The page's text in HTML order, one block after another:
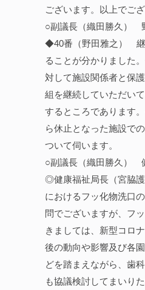
ございます。以上でござ
○副議長（織田勝久）
◆40番（野田雅之） 継
ることが分かりました
対して施設関係者と保
組を継続していただい
するところであります
ら休止となった施設で
ついて伺います。
○副議長（織田勝久）
◎健康福祉局長（宮脇
におけるフッ化物洗口
問でございますが、フ
きましては、新型コロ
後の動向や影響及び各
どを踏まえながら、歯
も協議検討してまいり